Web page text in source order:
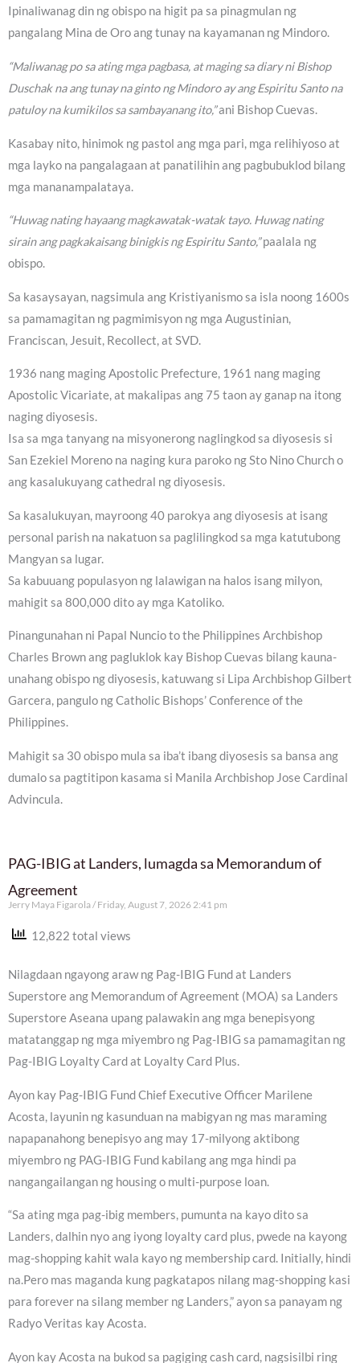
Ipinaliwanag din ng obispo na higit pa sa pinagmulan ng
pangalang Mina de Oro ang tunay na kayamanan ng Mindoro.
“Maliwanag po sa ating mga pagbasa, at maging sa diary ni Bishop
Duschak na ang tunay na ginto ng Mindoro ay ang Espiritu Santo na
patuloy na kumikilos sa sambayanang ito,”ani Bishop Cuevas.
Kasabay nito, hinimok ng pastol ang mga pari, mga relihiyoso at
mga layko na pangalagaan at panatilihin ang pagbubuklod bilang
mga mananampalataya.
“Huwag nating hayaang magkawatak-watak tayo. Huwag nating
sirain ang pagkakaisang binigkis ng Espiritu Santo,”paalala ng
obispo.
Sa kasaysayan, nagsimula ang Kristiyanismo sa isla noong 1600s
sa pamamagitan ng pagmimisyon ng mga Augustinian,
Franciscan, Jesuit, Recollect, at SVD.
1936 nang maging Apostolic Prefecture, 1961 nang maging
Apostolic Vicariate, at makalipas ang 75 taon ay ganap na itong
naging diyosesis.
Isa sa mga tanyang na misyonerong naglingkod sa diyosesis si
San Ezekiel Moreno na naging kura paroko ng Sto Nino Church o
ang kasalukuyang cathedral ng diyosesis.
Sa kasalukuyan, mayroong 40 parokya ang diyosesis at isang
personal parish na nakatuon sa paglilingkod sa mga katutubong
Mangyan sa lugar.
Sa kabuuang populasyon ng lalawigan na halos isang milyon,
mahigit sa 800,000 dito ay mga Katoliko.
Pinangunahan ni Papal Nuncio to the Philippines Archbishop
Charles Brown ang pagluklok kay Bishop Cuevas bilang kauna-
unahang obispo ng diyosesis, katuwang si Lipa Archbishop Gilbert
Garcera, pangulo ng Catholic Bishops’ Conference of the
Philippines.
Mahigit sa 30 obispo mula sa iba’t ibang diyosesis sa bansa ang
dumalo sa pagtitipon kasama si Manila Archbishop Jose Cardinal
Advincula.
PAG-IBIG at Landers, lumagda sa Memorandum of
Agreement
Jerry Maya Figarola Friday, August 7, 2026 2:41 pm
12,822 total views
Nilagdaan ngayong araw ng Pag-IBIG Fund at Landers
Superstore ang Memorandum of Agreement (MOA) sa Landers
Superstore Aseana upang palawakin ang mga benepisyong
matatanggap ng mga miyembro ng Pag-IBIG sa pamamagitan ng
Pag-IBIG Loyalty Card at Loyalty Card Plus.
Ayon kay Pag-IBIG Fund Chief Executive Officer Marilene
Acosta, layunin ng kasunduan na mabigyan ng mas maraming
napapanahong benepisyo ang may 17-milyong aktibong
miyembro ng PAG-IBIG Fund kabilang ang mga hindi pa
nangangailangan ng housing o multi-purpose loan.
“Sa ating mga pag-ibig members, pumunta na kayo dito sa
Landers, dalhin nyo ang iyong loyalty card plus, pwede na kayong
mag-shopping kahit wala kayo ng membership card. Initially, hindi
na.Pero mas maganda kung pagkatapos nilang mag-shopping kasi
para forever na silang member ng Landers,” ayon sa panayam ng
Radyo Veritas kay Acosta.
Ayon kay Acosta na bukod sa pagiging cash card, nagsisilbi ring